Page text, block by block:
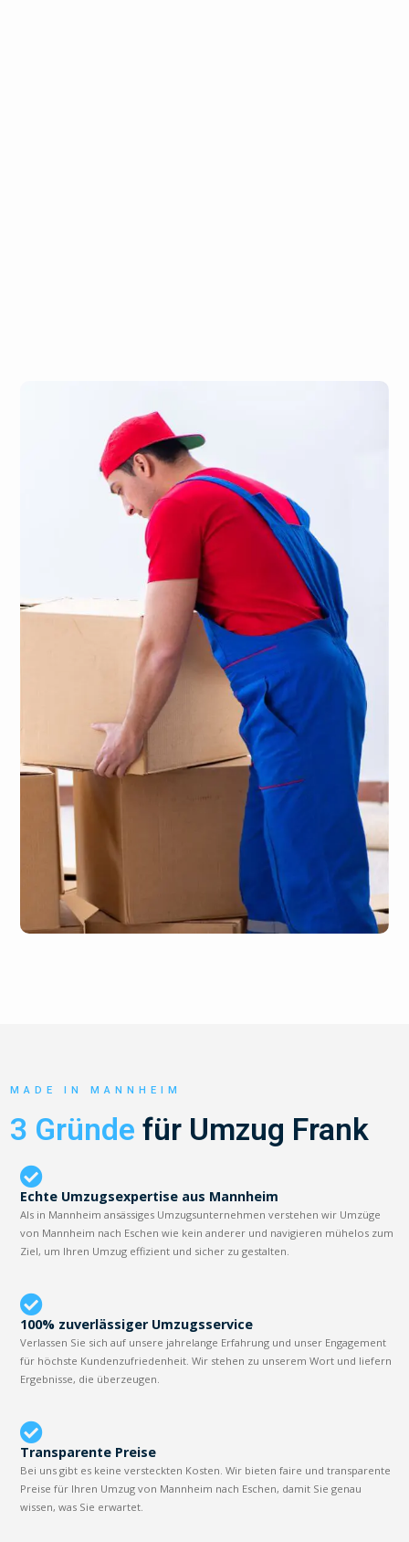
MADE IN MANNHEIM
3 Gründe für Umzug Frank
Echte Umzugsexpertise aus Mannheim
Als in Mannheim ansässiges Umzugsunternehmen verstehen wir Umzüge
von Mannheim nach Eschen wie kein anderer und navigieren mühelos zum
Ziel, um Ihren Umzug effizient und sicher zu gestalten.
100% zuverlässiger Umzugsservice
Verlassen Sie sich auf unsere jahrelange Erfahrung und unser Engagement
für höchste Kundenzufriedenheit. Wir stehen zu unserem Wort und liefern
Ergebnisse, die überzeugen.
Transparente Preise
Bei uns gibt es keine versteckten Kosten. Wir bieten faire und transparente
Preise für Ihren Umzug von Mannheim nach Eschen, damit Sie genau
wissen, was Sie erwartet.